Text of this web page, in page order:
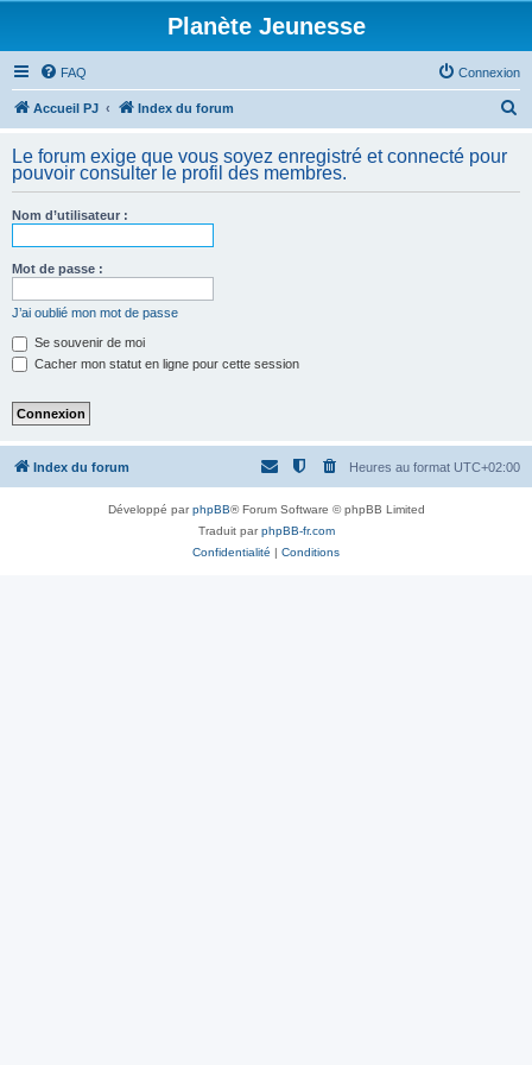
Planète Jeunesse
FAQ Connexion
Accueil PJ Index du forum
h
Le forum exige que vous soyez enregistré et connecté pour
pouvoir consulter le profil des membres.
Nom d’utilisateur :
Mot de passe :
J’ai oublié mon mot de passe
Se souvenir de moi
Cacher mon statut en ligne pour cette session
Index du forum Heures au format UTC+02:00
Développé parphpBB® Forum Software © phpBB Limited
Traduit parphpBB-fr.com
Confidentialité | Conditions